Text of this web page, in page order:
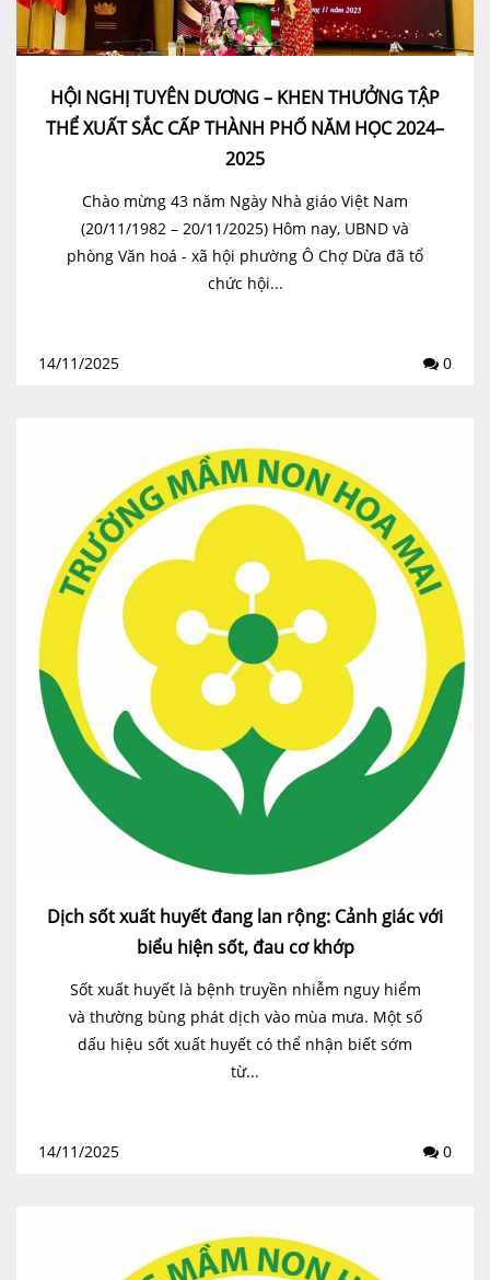
HỘI NGHỊ TUYÊN DƯƠNG – KHEN THƯỞNG TẬP
THỂ XUẤT SẮC CẤP THÀNH PHỐ NĂM HỌC 2024–
2025
Chào mừng 43 năm Ngày Nhà giáo Việt Nam
(20/11/1982 – 20/11/2025) Hôm nay, UBND và
phòng Văn hoá - xã hội phường Ô Chợ Dừa đã tổ
chức hội...
14/11/2025 0
Dịch sốt xuất huyết đang lan rộng: Cảnh giác với
biểu hiện sốt, đau cơ khớp
Sốt xuất huyết là bệnh truyền nhiễm nguy hiểm
và thường bùng phát dịch vào mùa mưa. Một số
dấu hiệu sốt xuất huyết có thể nhận biết sớm
từ...
14/11/2025 0